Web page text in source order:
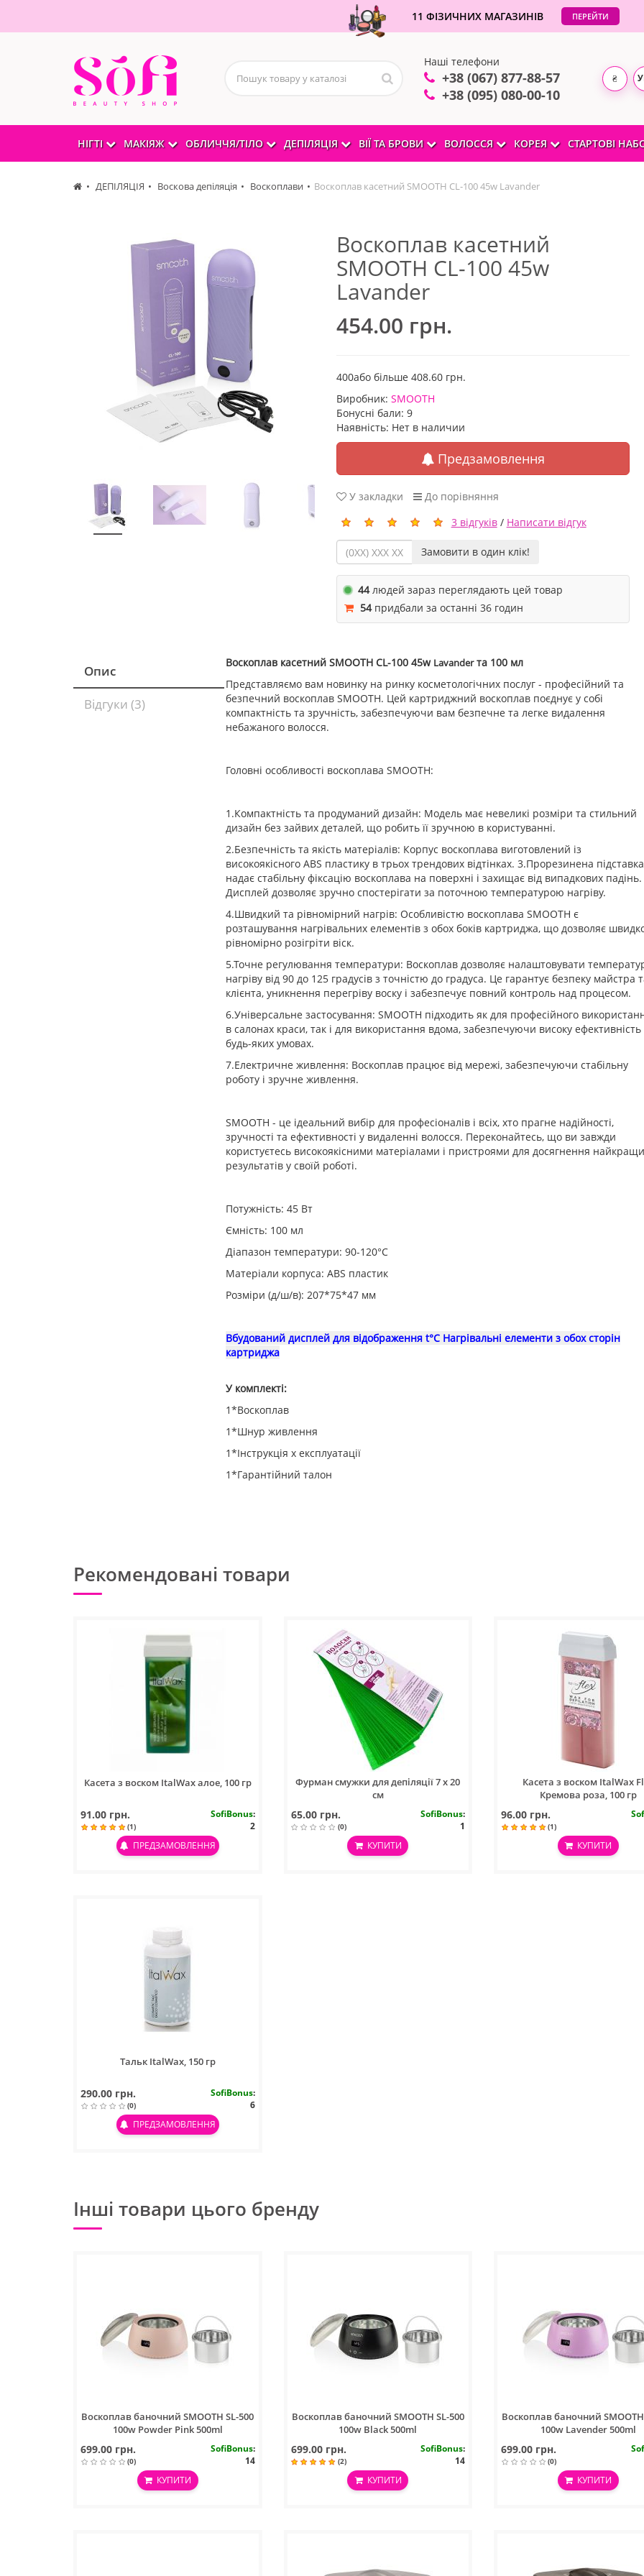
11 ФІЗИЧНИХ МАГАЗИНІВ ПЕРЕЙТИ
Наші телефони
+38 (067) 877-88-57
+38 (095) 080-00-10
₴
НІГТІ МАКІЯЖ ОБЛИЧЧЯ/ТІЛО ДЕПІЛЯЦІЯ ВІЇ ТА БРОВИ ВОЛОССЯ КОРЕЯ СТАРТОВІ
ДЕПІЛЯЦІЯ Воскова депіляція Воскоплави Воскоплав касетний SMOOTH CL-100 45w Lavander
Воскоплав касетний
SMOOTH CL-100 45w
Lavander
454.00 грн.
400або більше 408.60 грн.
Виробник: SMOOTH
Бонусні бали: 9
Наявність: Нет в наличии
Предзамовлення
У закладки
До порівняння
3 відгуків/ Написати відгук
Замовити в один клік!
44людей зараз переглядають цей товар
54придбали за останні 36 годин
Опис
Відгуки (3)
Воскоплав касетний SMOOTH CL-100 45w Lavanderта 100 мл
Представляємо вам новинку на ринку косметологічних послуг - професійний та
безпечний воскоплав SMOOTH. Цей картриджний воскоплав поєднує у собі
компактність та зручність, забезпечуючи вам безпечне та легке видалення
небажаного волосся.
Головні особливості воскоплава SMOOTH:
1.Компактність та продуманий дизайн: Модель має невеликі розміри та стильний
дизайн без зайвих деталей, що робить її зручною в користуванні.
2.Безпечність та якість матеріалів: Корпус воскоплава виготовлений із
високоякісного ABS пластику в трьох трендових відтінках. 3.Прорезинена підставка
надає стабільну фіксацію воскоплава на поверхні і захищає від випадкових падінь.
Дисплей дозволяє зручно спостерігати за поточною температурою нагріву.
4.Швидкий та рівномірний нагрів: Особливістю воскоплава SMOOTH є
розташування нагрівальних елементів з обох боків картриджа, що дозволяє
рівномірно розігріти віск.
5.Точне регулювання температури: Воскоплав дозволяє налаштовувати
нагріву від 90 до 125 градусів з точністю до градуса. Це гарантує безпеку майстра
клієнта, уникнення перегріву воску і забезпечує повний контроль над процесом.
6.Універсальне застосування: SMOOTH підходить як для професійного
в салонах краси, так і для використання вдома, забезпечуючи високу ефективність
будь-яких умовах.
7.Електричне живлення: Воскоплав працює від мережі, забезпечуючи стабільну
роботу і зручне живлення.
SMOOTH - це ідеальний вибір для професіоналів і всіх, хто прагне надійності,
зручності та ефективності у видаленні волосся. Переконайтесь, що ви завжди
користуєтесь високоякісними матеріалами і пристроями для досягнення
результатів у своїй роботі.
Потужність: 45 Вт
Ємність: 100 мл
Діапазон температури: 90-120°C
Матеріали корпуса: ABS пластик
Розміри (д/ш/в): 207*75*47 мм
Вбудований дисплей для відображення t°C Нагрівальні елементи з обох сторін
картриджа
У комплекті:
1*Воскоплав
1*Шнур живлення
1*Інструкція х експлуатації
1*Гарантійний талон
Рекомендовані товари
Касета з воском ItalWax алое, 100 гр
91.00 грн.
(1)
SofiBonus:
2
ПРЕДЗАМОВЛЕННЯ
Фурман смужки для депіляції 7 x 20
см
65.00 грн.
(0)
SofiBonus:
1
КУПИТИ
Касета з воском ItalWax
Кремова роза, 100 гр
96.00 грн.
(1)
КУПИТИ
Тальк ItalWax, 150 гр
290.00 грн.
(0)
SofiBonus:
6
ПРЕДЗАМОВЛЕННЯ
Інші товари цього бренду
Воскоплав баночний SMOOTH SL-500
100w Powder Pink 500ml
699.00 грн.
(0)
SofiBonus:
14
КУПИТИ
Воскоплав баночний SMOOTH SL-500
100w Black 500ml
699.00 грн.
(2)
SofiBonus:
14
КУПИТИ
Воскоплав баночний SMOOTH
100w Lavender 500ml
699.00 грн.
(0)
КУПИТИ